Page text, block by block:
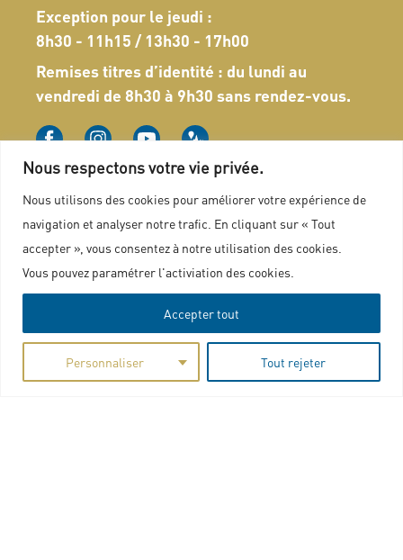
Nous respectons votre vie privée.
Nous utilisons des cookies pour améliorer votre expérience de
navigation et analyser notre trafic. En cliquant sur « Tout
accepter », vous consentez à notre utilisation des cookies.
Vous pouvez paramétrer l'activiation des cookies.
Personnaliser Tout rejeter
Accepter tout
Exception pour le jeudi :
8h30 - 11h15 / 13h30 - 17h00
Remises titres d’identité : du lundi au
vendredi de 8h30 à 9h30 sans rendez-vous.
Nous contacter
Marchés publics
Mentions légales